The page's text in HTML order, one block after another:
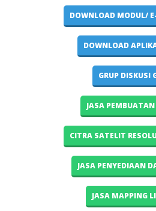
DOWNLOAD MODUL/
DOWNLOAD
GRUP DISKUSI
JASA
CITRA SATELIT
JASA PENYEDIAAN
JASA MAPPING